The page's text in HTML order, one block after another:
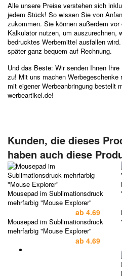
Alle unsere Preise verstehen sich
jedem Stück! So wissen Sie von
zukommen. Sie können außerdem
Kalkulator nutzen, um auszurechnen,
bedrucktes Werbemittel ausfallen
später ganz bequem auf Rechnung.
Und das Beste: Wir senden Ihnen
zu! Mit uns machen
mit eigener Werbeanbringung bestellt
werbeartikel.de!
Kunden, die dieses
haben auch diese
Mousepad im Sublimationsdruck
mehrfarbig "Mouse Explorer"
ab 4.69
Mousepad im Sublimationsdruck
mehrfarbig "Mouse Explorer"
ab 4.69